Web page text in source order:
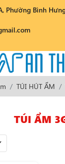
Phường Bình
TÚI HÚT ẨM
TÚI ẨM